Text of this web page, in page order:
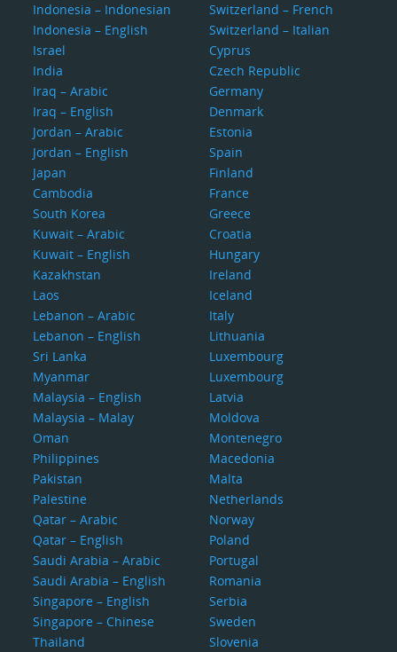
Indonesia – Indonesian
Indonesia – English
Israel
India
Iraq – Arabic
Iraq – English
Jordan – Arabic
Jordan – English
Japan
Cambodia
South Korea
Kuwait – Arabic
Kuwait – English
Kazakhstan
Laos
Lebanon – Arabic
Lebanon – English
Sri Lanka
Myanmar
Malaysia – English
Malaysia – Malay
Oman
Philippines
Pakistan
Palestine
Qatar – Arabic
Qatar – English
Saudi Arabia – Arabic
Saudi Arabia – English
Singapore – English
Singapore – Chinese
Thailand
Switzerland – French
Switzerland – Italian
Cyprus
Czech Republic
Germany
Denmark
Estonia
Spain
Finland
France
Greece
Croatia
Hungary
Ireland
Iceland
Italy
Lithuania
Luxembourg
Luxembourg
Latvia
Moldova
Montenegro
Macedonia
Malta
Netherlands
Norway
Poland
Portugal
Romania
Serbia
Sweden
Slovenia